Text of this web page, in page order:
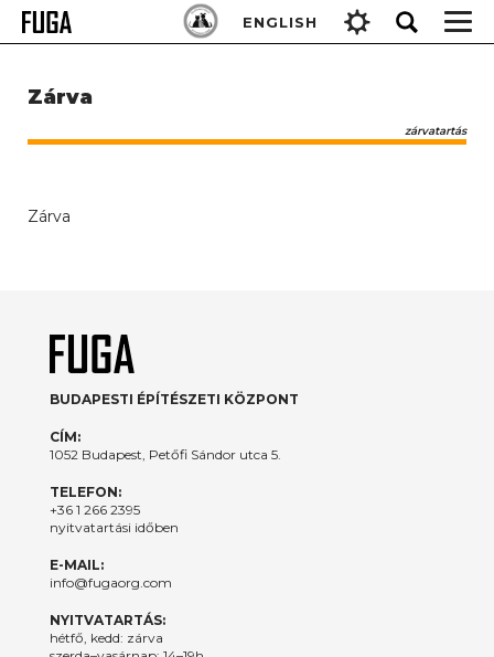
Skip
ENGLISH
Keresés:
Zárva
zárvatartás
Zárva
BUDAPESTI ÉPÍTÉSZETI KÖZPONT
CÍM:
1052 Budapest, Petőfi Sándor utca 5.
TELEFON:
+36 1 266 2395
nyitvatartási időben
E-MAIL:
info@fugaorg.com
NYITVATARTÁS:
hétfő, kedd: zárva